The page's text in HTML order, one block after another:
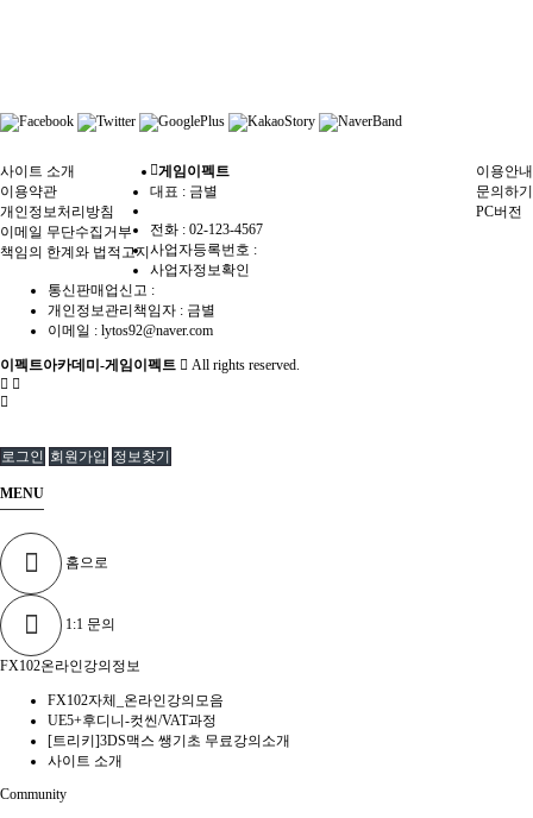
사이트 소개
이용약관
개인정보처리방침
이메일 무단수집거부
책임의 한계와 법적고지
이용안내
문의하기
PC버전
게임이펙트
대표 : 금별
전화 : 02-123-4567
사업자등록번호 :
사업자정보확인
통신판매업신고 :
개인정보관리책임자 : 금별
이메일 : lytos92@naver.com
이펙트아카데미-게임이펙트 All rights reserved.
로그인 회원가입 정보찾기
MENU
홈으로
1:1 문의
FX102온라인강의정보
FX102자체_온라인강의모음
UE5+후디니-컷씬/VAT과정
[트리키]3DS맥스 쌩기초 무료강의소개
사이트 소개
Community